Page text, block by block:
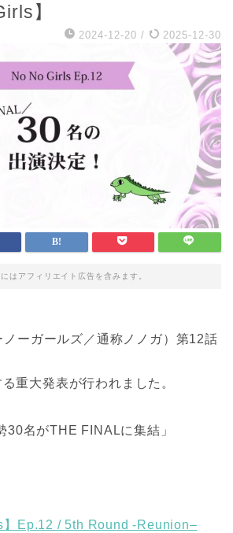
】
2024-12-20 / 2025-12-30
はアフィリエイト広告を含みます。
ーガールズ／通称ノノガ）第12話
重大発表が行われました。
30名がTHE FINALに集結」
】Ep.12 / 5th Round -Reunion–